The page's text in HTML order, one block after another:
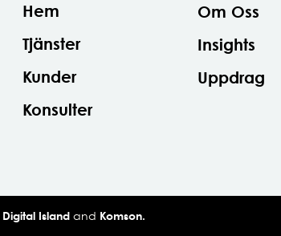
Hem
Tjänster
Kunder
Konsulter
Om Oss
Insights
Uppdrag
Digital Island and Komson.